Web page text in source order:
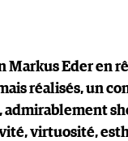
Eder en
réalisés, un
admirablement
virtuosité,